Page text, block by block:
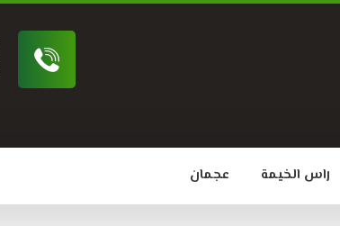
راس الخيمة عجمان